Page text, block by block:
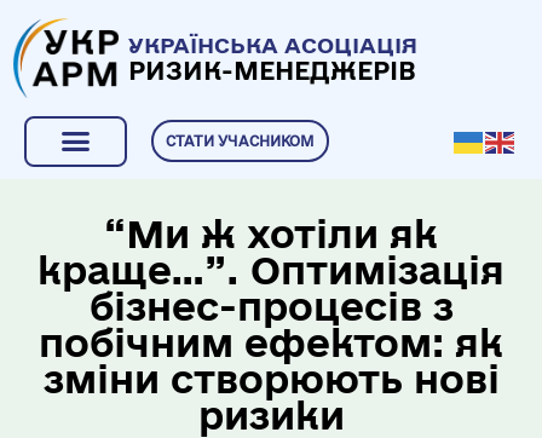
УКРАЇНСЬКА АСОЦІАЦІЯ
РИЗИК-МЕНЕДЖЕРІВ
СТАТИ УЧАСНИКОМ
“Ми ж хотіли як
краще…”. Оптимізація
бізнес-процесів з
побічним ефектом: як
зміни створюють нові
ризики